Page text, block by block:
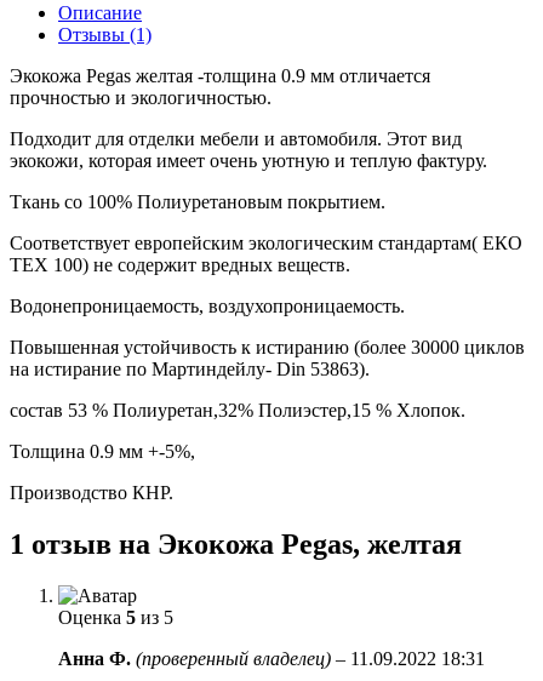
Описание
Отзывы (1)
Экокожа Pegas желтая -толщина 0.9 мм отличается
прочностью и экологичностью.
Подходит для отделки мебели и автомобиля. Этот вид
экокожи, которая имеет очень уютную и теплую фактуру.
Ткань со 100% Полиуретановым покрытием.
Соответствует европейским экологическим стандартам( ЕКО
ТЕХ 100) не содержит вредных веществ.
Водонепроницаемость, воздухопроницаемость.
Повышенная устойчивость к истиранию (более 30000 циклов
на истирание по Мартиндейлу- Din 53863).
состав 53 % Полиуретан,32% Полиэстер,15 % Хлопок.
Толщина 0.9 мм +-5%,
Производство КНР.
1 отзыв на Экокожа Pegas, желтая
Оценка 5 из 5
Анна Ф. (проверенный владелец) – 11.09.2022 18:31